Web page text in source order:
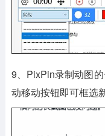
9、PixPin录制动图
动移动按钮即可框选